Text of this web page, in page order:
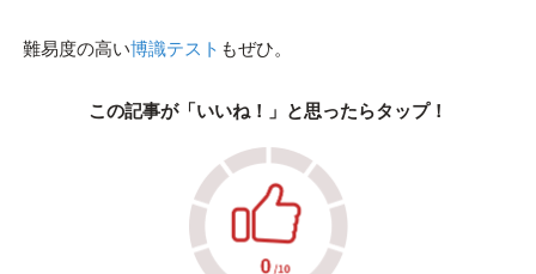
難易度の高い博識テスト もぜひ。
この記事が「いいね！」と思ったらタップ！